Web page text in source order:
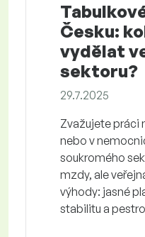
Česku:
vydělat
sektoru?
29.7.2025
Zvažujete práci
nebo v
soukromého
mzdy, ale
výhody: jasné
stabilitu a